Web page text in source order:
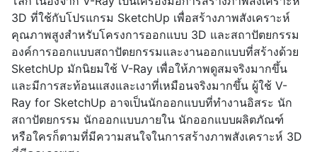
3D ที่ใช้กับโปรแกรม SketchUp เพื่อสร้างภาพสังเคราะห์
คุณภาพสูงสำหรับโครงการออกแบบ 3D และสถาปัตยกรรม
องค์การออกแบบสถาปัตยกรรมและงานออกแบบที่สร้างด้วย
SketchUp มักนิยมใช้ V-Ray เพื่อให้ภาพดูสมจริงมากขึ้น
และมีการสะท้อนแสงและเงาที่เหมือนจริงมากขึ้น ผู้ใช้ V-
Ray for SketchUp อาจเป็นนักออกแบบที่ทำงานอิสระ นัก
สถาปัตยกรรม นักออกแบบภายใน นักออกแบบผลิตภัณฑ์
หรือใครก็ตามที่มีความสนใจในการสร้างภาพสังเคราะห์ 3D